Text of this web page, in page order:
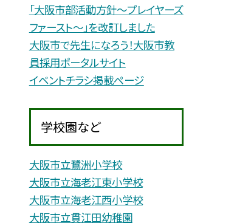
「大阪市部活動方針〜プレイヤーズ
ファースト〜」を改訂しました
大阪市で先生になろう！大阪市教
員採用ポータルサイト
イベントチラシ掲載ページ
学校園など
大阪市立鷺洲小学校
大阪市立海老江東小学校
大阪市立海老江西小学校
大阪市立貫江田幼稚園